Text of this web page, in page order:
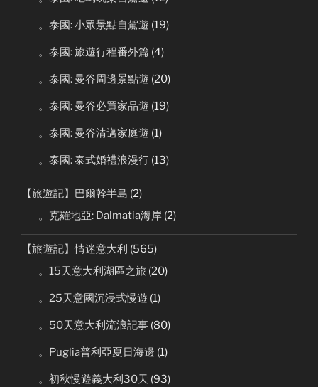
。泰國: 小眾景點自駕遊 (19)
。泰國: 旅遊行程番外篇 (4)
。泰國: 曼谷周邊景點遊 (20)
。泰國: 曼谷必買家品遊 (19)
。泰國: 曼谷清邁家庭遊 (1)
。泰國: 泰式婚禮浪漫行 (13)
【旅遊記】巴爾幹半島 (2)
。克羅地亞: Dalmatia海岸 (2)
【旅遊記】情迷意大利 (565)
。15天意大利湖區之旅 (20)
。25天意國沉浸式慢遊 (1)
。50天意大利流浪記事 (80)
。Puglia普利亞夏日海邊 (1)
。初秋慢遊義大利30天 (93)